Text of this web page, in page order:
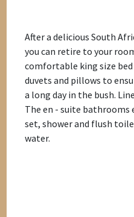
After a delicious South
you can retire to your
comfortable king size
duvets and pillows to
a long day in the bush.
The en - suite bathrooms
set, shower and flush
water.